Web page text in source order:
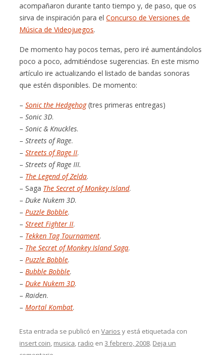
acompañaron durante tanto tiempo y, de paso, que os
sirva de inspiración para elConcurso de Versiones de
Música de Videojuegos.
De momento hay pocos temas, pero iré aumentándolos
poco a poco, admitiéndose sugerencias. En este mismo
artículo ire actualizando el listado de bandas sonoras
que estén disponibles. De momento:
–Sonic the Hedgehog(tres primeras entregas)
–Sonic 3D.
–Sonic & Knuckles.
–Streets of Rage.
–Streets of Rage II.
–Streets of Rage III.
– The Legend of Zelda.
– Saga The Secret of Monkey Island.
– Duke Nukem 3D.
– Puzzle Bobble.
–Street Fighter II.
– Tekken Tag Tournament.
– The Secret of Monkey Island Saga.
– Puzzle Bobble.
– Bubble Bobble.
– Duke Nukem 3D.
– Raiden.
–Mortal Kombat.
Esta entrada se publicó enVarios y está etiquetada con
insert coin, musica, radio en3 febrero, 2008. Deja un